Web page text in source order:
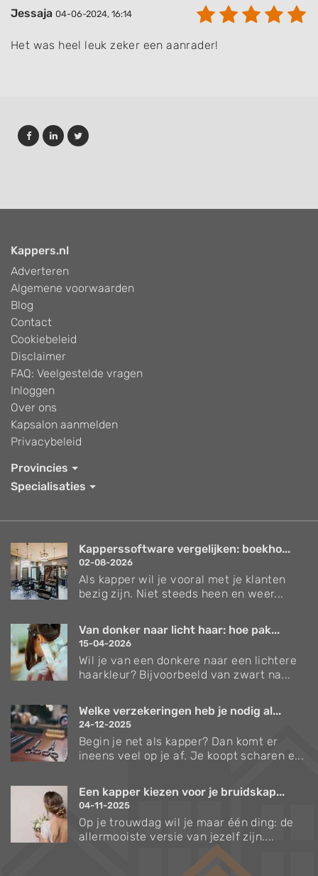
Jessaja 04-06-2024, 16:14
Het was heel leuk zeker een aanrader!
Kappers.nl
Adverteren
Algemene voorwaarden
Blog
Contact
Cookiebeleid
Disclaimer
FAQ: Veelgestelde vragen
Inloggen
Over ons
Kapsalon aanmelden
Privacybeleid
Provincies
Specialisaties
Kapperssoftware vergelijken: boekho...
02-08-2026
Als kapper wil je vooral met je klanten
bezig zijn. Niet steeds heen en weer...
Van donker naar licht haar: hoe pak...
15-04-2026
Wil je van een donkere naar een lichtere
haarkleur? Bijvoorbeeld van zwart na...
Welke verzekeringen heb je nodig al...
24-12-2025
Begin je net als kapper? Dan komt er
ineens veel op je af. Je koopt scharen e...
Een kapper kiezen voor je bruidskap...
04-11-2025
Op je trouwdag wil je maar één ding: de
allermooiste versie van jezelf zijn....